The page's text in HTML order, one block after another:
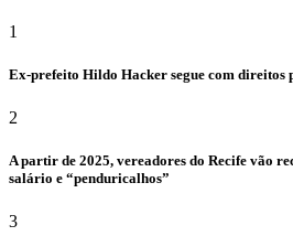
1
Ex-prefeito Hildo Hacker segue com direitos
2
A partir de 2025, vereadores do Recife vão
salário e “penduricalhos”
3